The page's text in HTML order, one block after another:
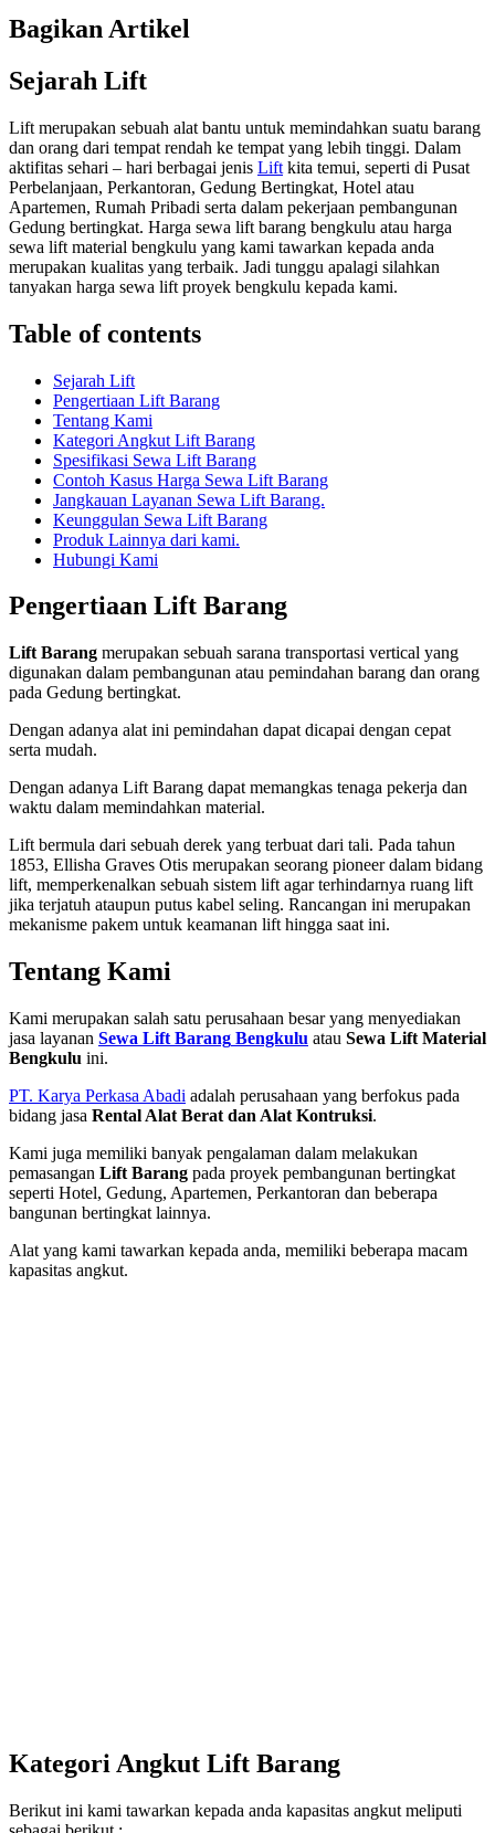
Bagikan Artikel
Sejarah Lift
Lift merupakan sebuah alat bantu untuk memindahkan suatu barang
dan orang dari tempat rendah ke tempat yang lebih tinggi. Dalam
aktifitas sehari – hari berbagai jenis Lift kita temui, seperti di Pusat
Perbelanjaan, Perkantoran, Gedung Bertingkat, Hotel atau
Apartemen, Rumah Pribadi serta dalam pekerjaan pembangunan
Gedung bertingkat. Harga sewa lift barang bengkulu atau harga
sewa lift material bengkulu yang kami tawarkan kepada anda
merupakan kualitas yang terbaik. Jadi tunggu apalagi silahkan
tanyakan harga sewa lift proyek bengkulu kepada kami.
Table of contents
Sejarah Lift
Pengertiaan Lift Barang
Tentang Kami
Kategori Angkut Lift Barang
Spesifikasi Sewa Lift Barang
Contoh Kasus Harga Sewa Lift Barang
Jangkauan Layanan Sewa Lift Barang.
Keunggulan Sewa Lift Barang
Produk Lainnya dari kami.
Hubungi Kami
Pengertiaan Lift Barang
Lift Barang merupakan sebuah sarana transportasi vertical yang
digunakan dalam pembangunan atau pemindahan barang dan orang
pada Gedung bertingkat.
Dengan adanya alat ini pemindahan dapat dicapai dengan cepat
serta mudah.
Dengan adanya Lift Barang dapat memangkas tenaga pekerja dan
waktu dalam memindahkan material.
Lift bermula dari sebuah derek yang terbuat dari tali. Pada tahun
1853, Ellisha Graves Otis merupakan seorang pioneer dalam bidang
lift, memperkenalkan sebuah sistem lift agar terhindarnya ruang lift
jika terjatuh ataupun putus kabel seling. Rancangan ini merupakan
mekanisme pakem untuk keamanan lift hingga saat ini.
Tentang Kami
Kami merupakan salah satu perusahaan besar yang menyediakan
jasa layanan Sewa Lift Barang Bengkulu atau Sewa Lift Material
Bengkulu ini.
PT. Karya Perkasa Abadi adalah perusahaan yang berfokus pada
bidang jasa Rental Alat Berat dan Alat Kontruksi.
Kami juga memiliki banyak pengalaman dalam melakukan
pemasangan Lift Barang pada proyek pembangunan bertingkat
seperti Hotel, Gedung, Apartemen, Perkantoran dan beberapa
bangunan bertingkat lainnya.
Alat yang kami tawarkan kepada anda, memiliki beberapa macam
kapasitas angkut.
Kategori Angkut Lift Barang
Berikut ini kami tawarkan kepada anda kapasitas angkut meliputi